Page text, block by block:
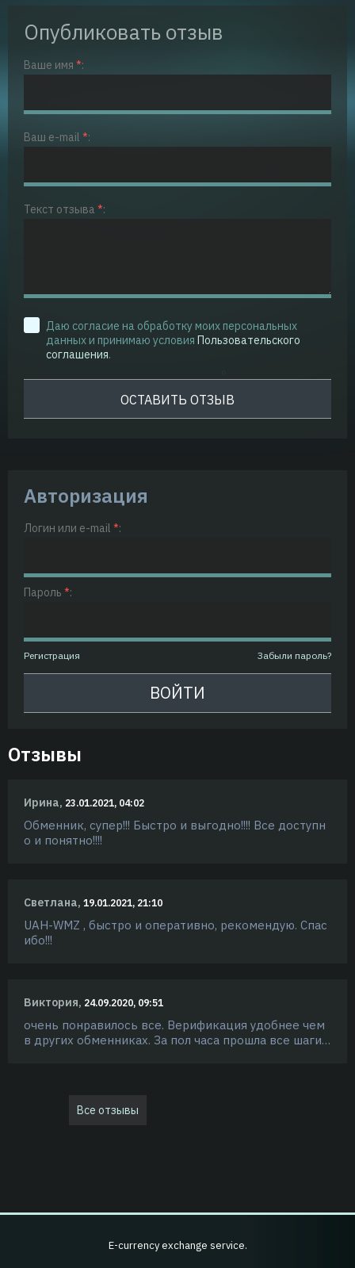
Опубликовать отзыв
Ваше имя *:
Ваш e-mail *:
Текст отзыва*:
Даю согласие на обработку моих персональных
данных и принимаю условия Пользовательского
соглашения.
Авторизация
Логин или e-mail *:
Пароль *:
Регистрация Забыли пароль?
Отзывы
Ирина, 23.01.2021, 04:02
Обменник, супер!!! Быстро и выгодно!!!! Все доступн
о и понятно!!!!
Светлана, 19.01.2021, 21:10
UAH-WMZ , быстро и оперативно, рекомендую. Спас
ибо!!!
Виктория, 24.09.2020, 09:51
очень понравилось все. Верификация удобнее чем
в других обменниках. За пол часа прошла все шаги…
Все отзывы
E-currency exchange service.